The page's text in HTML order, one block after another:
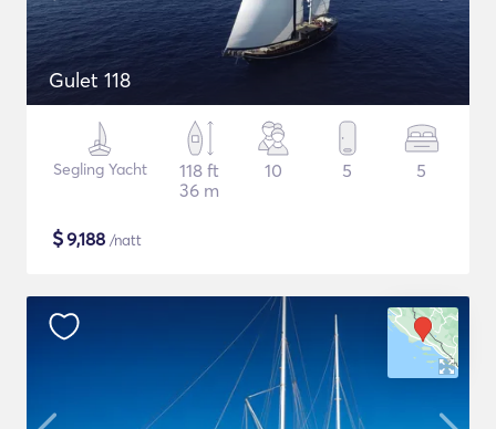
Gulet 118
Segling Yacht
118 ft
36 m
10 5 5
$9,188 /natt